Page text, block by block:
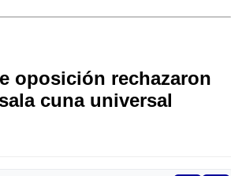
oposición rechazaron
cuna universal